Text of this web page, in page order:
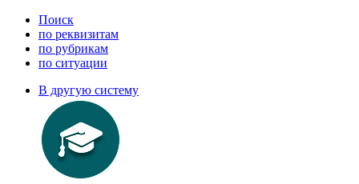
Поиск
по реквизитам
по рубрикам
по ситуации
В другую систему